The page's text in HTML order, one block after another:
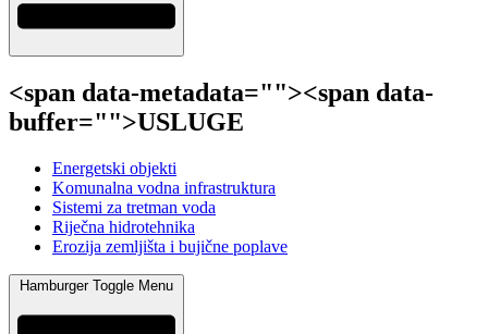
<span data-metadata=""><span data-
buffer="">USLUGE
Energetski objekti
Komunalna vodna infrastruktura
Sistemi za tretman voda
Riječna hidrotehnika
Erozija zemljišta i bujične poplave
Hamburger Toggle Menu